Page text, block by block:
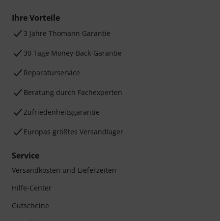
Ihre Vorteile
3 Jahre Thomann Garantie
30 Tage Money-Back-Garantie
Reparaturservice
Beratung durch Fachexperten
Zufriedenheitsgarantie
Europas größtes Versandlager
Service
Versandkosten und Lieferzeiten
Hilfe-Center
Gutscheine